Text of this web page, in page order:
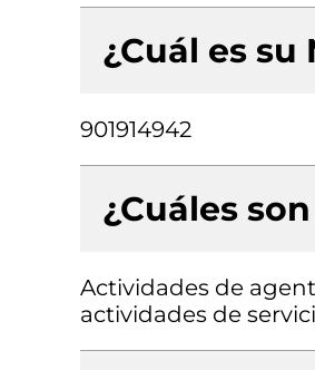
¿Cuál es su
901914942
¿Cuáles
Actividades de
actividades de